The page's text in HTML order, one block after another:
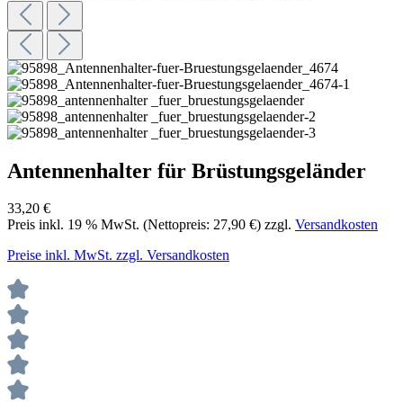
Antennenhalter für Brüstungsgeländer
33,20 €
Preis inkl. 19 % MwSt. (Nettopreis: 27,90 €) zzgl. Versandkosten
Preise inkl. MwSt. zzgl. Versandkosten